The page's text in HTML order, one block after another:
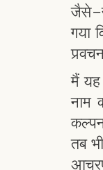
जैसे-
गया
मैं यह
नाम
तब